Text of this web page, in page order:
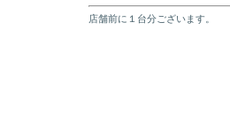
店舗前に１台分ございます。